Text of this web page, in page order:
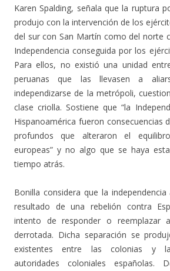
Karen Spalding, señala que la ruptura
produjo con la intervención de los
del sur con San Martín como del norte
Independencia conseguida por los
Para ellos, no existió una unidad
peruanas que las llevasen a
independizarse de la metrópoli,
clase criolla. Sostiene que “la
Hispanoamérica fueron consecuencias
profundos que alteraron el
europeas” y no algo que se haya
tiempo atrás.
Bonilla considera que la
resultado de una rebelión contra
intento de responder o reemplazar
derrotada. Dicha separación se
existentes entre las colonias y
autoridades coloniales